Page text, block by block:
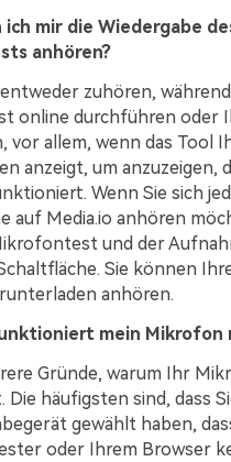
ich mir die Wiedergabe
anhören?
zuhören,
online durchführen oder
vor allem, wenn das Tool
anzeigt, um anzuzeigen,
Wenn Sie sich
auf Media.io anhören
und der
Sie können
anhören.
mein Mikrofon
Gründe, warum Ihr
häufigsten sind, dass
gewählt haben,
oder Ihrem Browser